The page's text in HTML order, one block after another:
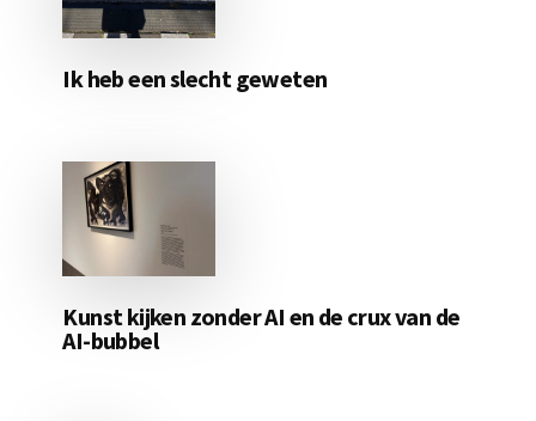
Ik heb een slecht geweten
Kunst kijken zonder AI en de crux van de
AI-bubbel